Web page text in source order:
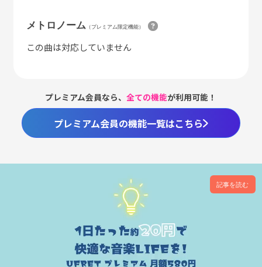
メトロノーム （プレミアム限定機能）
この曲は対応していません
プレミアム会員なら、全ての機能が利用可能！
プレミアム会員の機能一覧はこちら
記事を読む